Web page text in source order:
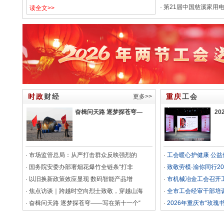
读全文>>
· 第21届中国慈溪家用
时政财经 更多>>
奋楫问天路 逐梦探苍穹—
· 市场监管总局：从严打击群众反映强烈的
· 国务院安委办部署烟花爆竹全链条“打非
· 以旧换新政策效应显现 数码智能产品增
· 焦点访谈｜跨越时空向烈士致敬，穿越山海
· 奋楫问天路 逐梦探苍穹——写在第十一个“
重庆工会
· 工会暖心护健康 公
· 致敬劳模·渝你同行
· 市机械冶金工会召开
· 全市工会经审干部培
· 2026年重庆市“玫瑰